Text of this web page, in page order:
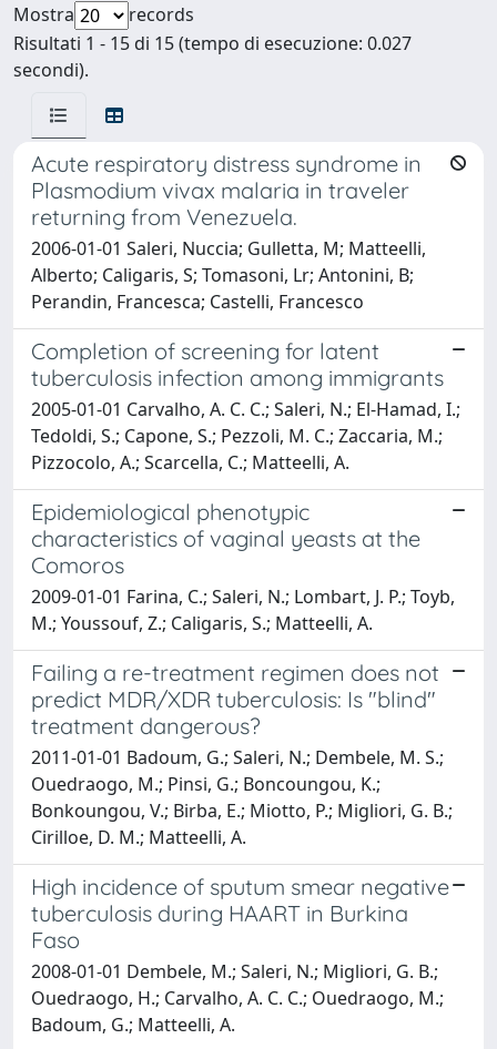
Mostra
records
Risultati 1 - 15 di 15 (tempo di esecuzione: 0.027
secondi).
Acute respiratory distress syndrome in
Plasmodium vivax malaria in traveler
returning from Venezuela.
2006-01-01 Saleri, Nuccia; Gulletta, M; Matteelli,
Alberto; Caligaris, S; Tomasoni, Lr; Antonini, B;
Perandin, Francesca; Castelli, Francesco
Completion of screening for latent
tuberculosis infection among immigrants
2005-01-01 Carvalho, A. C. C.; Saleri, N.; El-Hamad, I.;
Tedoldi, S.; Capone, S.; Pezzoli, M. C.; Zaccaria, M.;
Pizzocolo, A.; Scarcella, C.; Matteelli, A.
Epidemiological phenotypic
characteristics of vaginal yeasts at the
Comoros
2009-01-01 Farina, C.; Saleri, N.; Lombart, J. P.; Toyb,
M.; Youssouf, Z.; Caligaris, S.; Matteelli, A.
Failing a re-treatment regimen does not
predict MDR/XDR tuberculosis: Is "blind"
treatment dangerous?
2011-01-01 Badoum, G.; Saleri, N.; Dembele, M. S.;
Ouedraogo, M.; Pinsi, G.; Boncoungou, K.;
Bonkoungou, V.; Birba, E.; Miotto, P.; Migliori, G. B.;
Cirilloe, D. M.; Matteelli, A.
High incidence of sputum smear negative
tuberculosis during HAART in Burkina
Faso
2008-01-01 Dembele, M.; Saleri, N.; Migliori, G. B.;
Ouedraogo, H.; Carvalho, A. C. C.; Ouedraogo, M.;
Badoum, G.; Matteelli, A.